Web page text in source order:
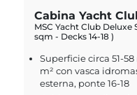
Cabina Yacht
MSC Yacht Club
sqm - Decks 14-18 )
Superficie circa 51-
m² con vasca
esterna, ponte 16-18